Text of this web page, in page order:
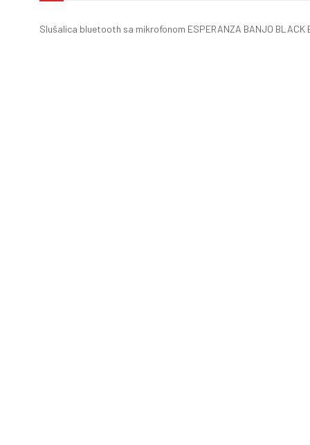
Slušalica bluetooth sa mikrofonom ESPERANZA BANJO BLACK